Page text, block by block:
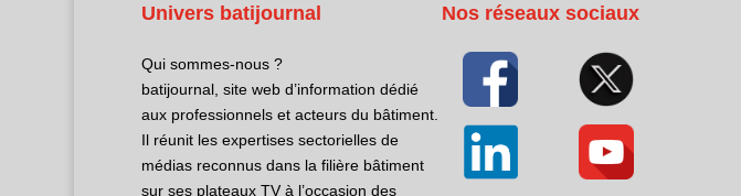
Univers batijournal
Qui sommes-nous ?
batijournal, site web d’information dédié
aux professionnels et acteurs du bâtiment.
Il réunit les expertises sectorielles de
médias reconnus dans la filière bâtiment
sur ses plateaux TV à l’occasion des
Nos réseaux sociaux